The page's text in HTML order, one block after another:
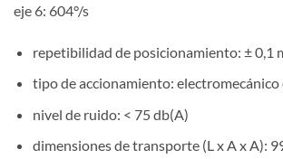
eje 6: 604°/s
repetibilidad de posicionamiento: ± 0,1
tipo de accionamiento:
nivel de ruido: < 75 db(A)
dimensiones de transporte (L x A x A):